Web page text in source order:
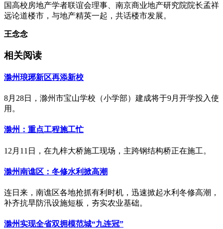
国高校房地产学者联谊会理事、南京商业地产研究院院长孟祥
远论道楼市，与地产精英一起，共话楼市发展。
王念念
相关阅读
滁州琅琊新区再添新校
8月28日，滁州市宝山学校（小学部）建成将于9月开学投入使
用。
滁州：重点工程施工忙
12月11日，在九梓大桥施工现场，主跨钢结构桥正在施工。
滁州南谯区：冬修水利掀高潮
连日来，南谯区各地抢抓有利时机，迅速掀起水利冬修高潮，
补齐抗旱防汛设施短板，夯实农业基础。
滁州实现全省双拥模范城“九连冠”